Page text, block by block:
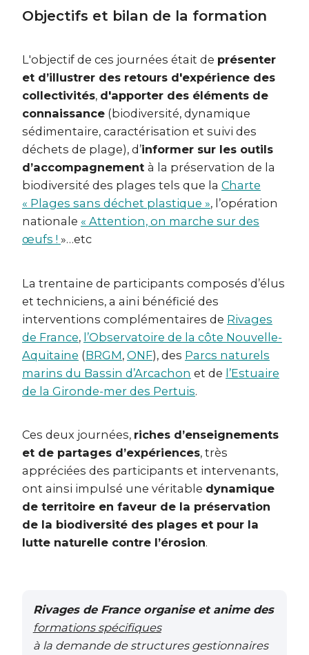
Objectifs et bilan de la formation
L'objectif de ces journées était de présenter
et d’illustrer des retours d'expérience des
collectivités, d'apporter des éléments de
connaissance (biodiversité, dynamique
sédimentaire, caractérisation et suivi des
déchets de plage), d’informer sur les outils
d’accompagnement à la préservation de la
biodiversité des plages tels que la Charte
« Plages sans déchet plastique », l’opération
nationale « Attention, on marche sur des
œufs ! »…etc
La trentaine de participants composés d’élus
et techniciens, a aini bénéficié des
interventions complémentaires de Rivages
de France, l’Observatoire de la côte Nouvelle-
Aquitaine (BRGM, ONF), des Parcs naturels
marins du Bassin d’Arcachon et de l’Estuaire
de la Gironde-mer des Pertuis.
Ces deux journées, riches d’enseignements
et de partages d’expériences, très
appréciées des participants et intervenants,
ont ainsi impulsé une véritable dynamique
de territoire en faveur de la préservation
de la biodiversité des plages et pour la
lutte naturelle contre l’érosion.
Rivages de France organise et anime des
formations spécifiques
à la demande de structures gestionnaires